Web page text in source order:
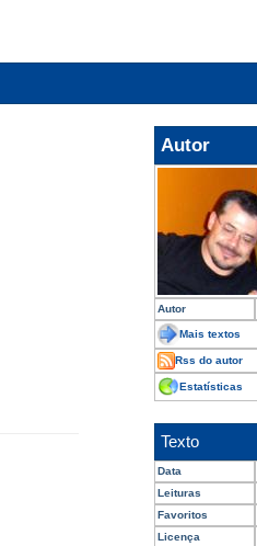
Autor
Autor
Mais textos
Rss do autor
Estatísticas
Texto
Data
Leituras
Favoritos
Licença